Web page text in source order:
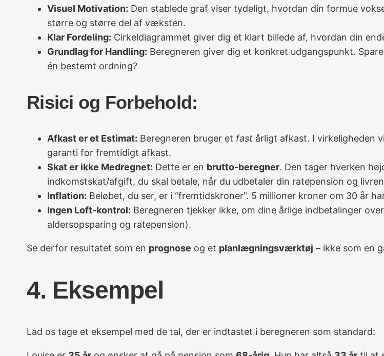
Visuel Motivation: Den stablede graf viser tydeligt, hvordan din formue
større og større del af væksten.
Klar Fordeling: Cirkeldiagrammet giver dig et klart billede af, hvordan din
Grundlag for Handling: Beregneren giver dig et konkret udgangspunkt.
én bestemt ordning?
Risici og Forbehold:
Afkast er et Estimat: Beregneren bruger et fast årligt afkast. I virkeligheden
garanti for fremtidigt afkast.
Skat er ikke Medregnet: Dette er en brutto-beregner. Den tager hverken
indkomstskat/afgift, du skal betale, når du udbetaler din ratepension og
Inflation: Beløbet, du ser, er i “fremtidskroner”. 5 millioner kroner om 30 år
Ingen Loft-kontrol: Beregneren tjekker ikke, om dine årlige indbetalinger
aldersopsparing og ratepension).
Se derfor resultatet som en prognose og et planlægningsværktøj – ikke som en
4. Eksempel
Lad os tage et eksempel med de tal, der er indtastet i beregneren som standard: